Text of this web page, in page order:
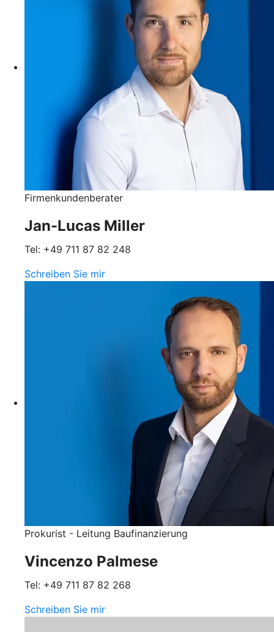
Firmenkundenberater
Jan-Lucas Miller
Tel: +49 711 87 82 248
Schreiben Sie mir
Prokurist - Leitung Baufinanzierung
Vincenzo Palmese
Tel: +49 711 87 82 268
Schreiben Sie mir